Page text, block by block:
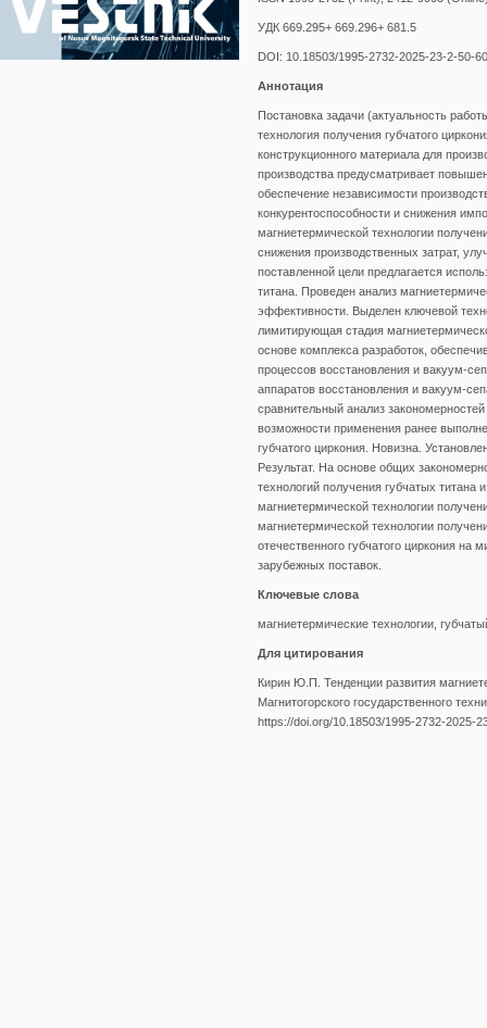
УДК 669.295+ 669.296+ 681.5
DOI: 10.18503/1995-2732-2025-23-2-50-60
Аннотация
Постановка задачи (актуальность
технология получения губчатого
конструкционного материала для
производства предусматривает
обеспечение независимости
конкурентоспособности и снижения
магниетермической технологии
снижения производственных затрат,
поставленной цели предлагается
титана. Проведен анализ
эффективности. Выделен ключевой
лимитирующая стадия
основе комплекса разработок,
процессов восстановления и вакуум-
аппаратов восстановления и вакуум-
сравнительный анализ
возможности применения ранее
губчатого циркония. Новизна.
Результат. На основе общих
технологий получения губчатых титана
магниетермической технологии
магниетермической технологии
отечественного губчатого циркония на
зарубежных поставок.
Ключевые слова
магниетермические технологии,
Для цитирования
Кирин Ю.П. Тенденции развития
Магнитогорского государственного
https://doi.org/10.18503/1995-2732-2025-